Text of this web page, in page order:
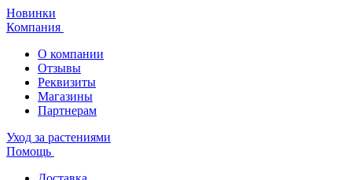
Новинки
Компания
О компании
Отзывы
Реквизиты
Магазины
Партнерам
Уход за растениями
Помощь